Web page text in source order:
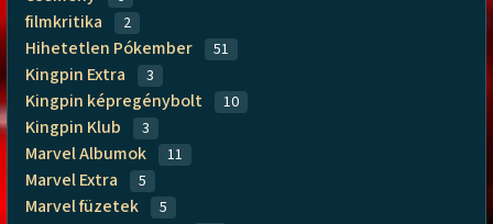
filmkritika 2
Hihetetlen Pókember 51
Kingpin Extra 3
Kingpin képregénybolt 10
Kingpin Klub 3
Marvel Albumok 11
Marvel Extra 5
Marvel füzetek 5